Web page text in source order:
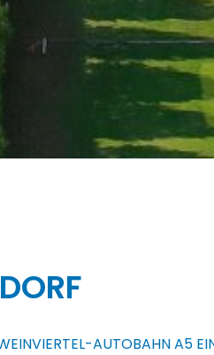
AUTOBAHN A5